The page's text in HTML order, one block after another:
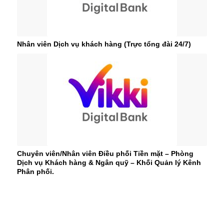
Nhân viên Dịch vụ khách hàng (Trực tổng đài 24/7)
Chuyên viên/Nhân viên Điều phối Tiền mặt – Phòng
Dịch vụ Khách hàng & Ngân quỹ – Khối Quản lý Kênh
Phân phối.